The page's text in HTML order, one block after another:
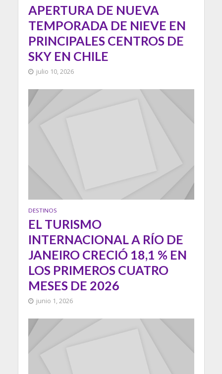
APERTURA DE NUEVA
TEMPORADA DE NIEVE EN
PRINCIPALES CENTROS DE
SKY EN CHILE
julio 10, 2026
DESTINOS
EL TURISMO
INTERNACIONAL A RÍO DE
JANEIRO CRECIÓ 18,1 % EN
LOS PRIMEROS CUATRO
MESES DE 2026
junio 1, 2026